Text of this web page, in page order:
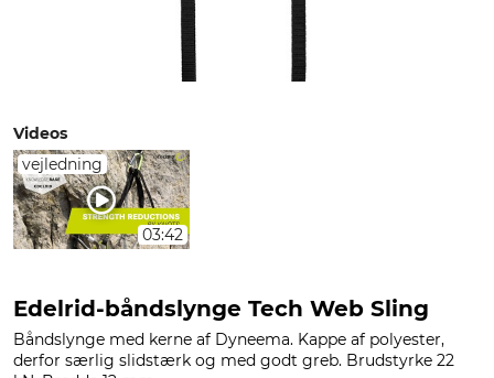
Videos
vejledning
03:42
Edelrid-båndslynge Tech Web Sling
Båndslynge med kerne af Dyneema. Kappe af polyester,
derfor særlig slidstærk og med godt greb. Brudstyrke 22